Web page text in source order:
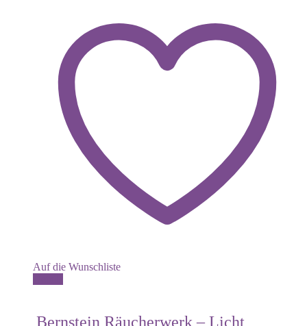
Auf die Wunschliste
Bernstein Räucherwerk – Licht,